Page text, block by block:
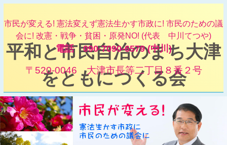
平和と市民自治のまち大津
をともにつくる会
市民が変える! 憲法変えず憲法生かす市政に! 市民のための議
会に! 改憲・戦争・貧困・原発NO! (代表 中川てつや)
電話 090-7090-6579 (中川)
〒520-0046 大津市長等二丁目８番２号